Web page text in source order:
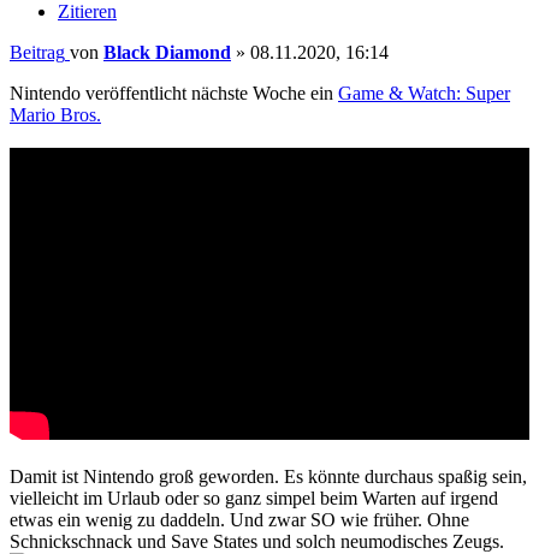
Zitieren
Beitrag von Black Diamond » 08.11.2020, 16:14
Nintendo veröffentlicht nächste Woche ein Game & Watch: Super
Mario Bros.
Damit ist Nintendo groß geworden. Es könnte durchaus spaßig sein,
vielleicht im Urlaub oder so ganz simpel beim Warten auf irgend
etwas ein wenig zu daddeln. Und zwar SO wie früher. Ohne
Schnickschnack und Save States und solch neumodisches Zeugs.